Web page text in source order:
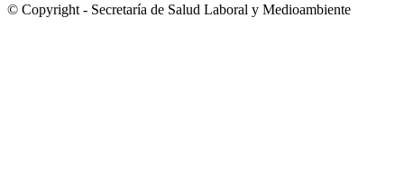
© Copyright - Secretaría de Salud Laboral y Medioambiente